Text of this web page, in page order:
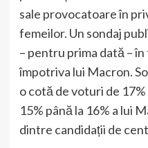
sale provocatoare în
femeilor. Un sondaj
– pentru prima dată –
împotriva lui Macron.
o cotă de voturi de
15% până la 16% a lui
dintre candidații de